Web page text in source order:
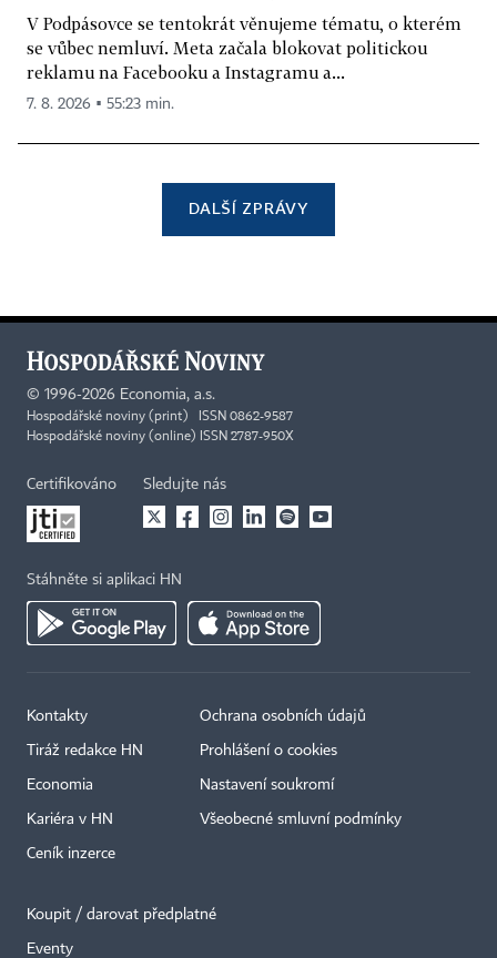
V Podpásovce se tentokrát věnujeme tématu, o kterém
se vůbec nemluví. Meta začala blokovat politickou
reklamu na Facebooku a Instagramu a...
7. 8. 2026 ▪ 55:23 min.
DALŠÍ ZPRÁVY
© 1996-2026 Economia, a.s.
Hospodářské noviny (print) ISSN 0862-9587
Hospodářské noviny (online) ISSN 2787-950X
Certifikováno Sledujte nás
Stáhněte si aplikaci HN
Kontakty
Tiráž redakce HN
Economia
Kariéra v HN
Ceník inzerce
Ochrana osobních údajů
Prohlášení o cookies
Nastavení soukromí
Všeobecné smluvní podmínky
Koupit / darovat předplatné
Eventy